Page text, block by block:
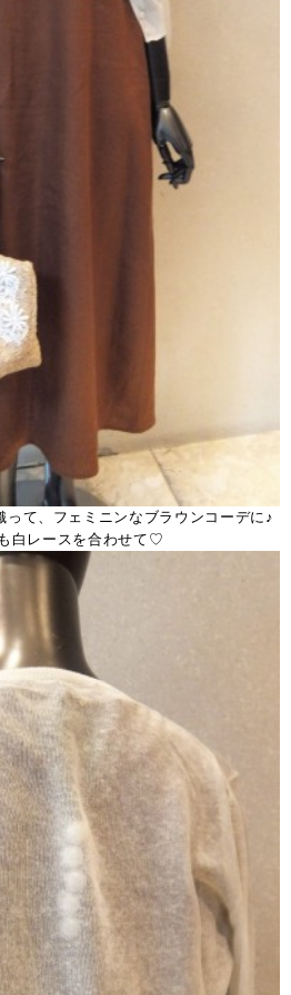
って、フェミニンなブラウンコーデに♪
白レースを合わせて♡